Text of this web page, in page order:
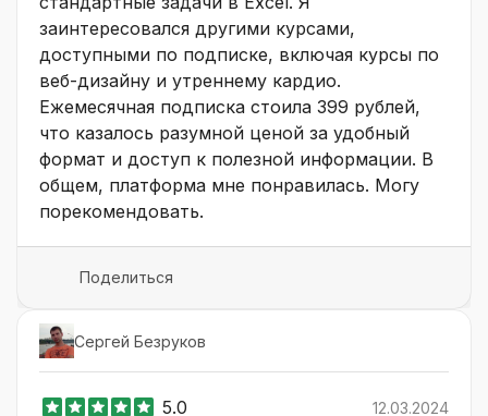
заинтересовался другими курсами,
доступными по подписке, включая курсы по
веб-дизайну и утреннему кардио.
Ежемесячная подписка стоила 399 рублей,
что казалось разумной ценой за удобный
формат и доступ к полезной информации. В
общем, платформа мне понравилась. Могу
порекомендовать.
Поделиться
Сергей Безруков
5.0 12.03.2024